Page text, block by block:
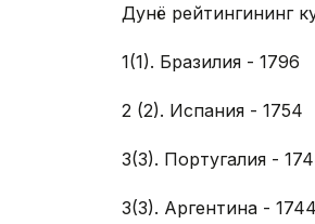
Дунё рейтингининг
1(1). Бразилия - 1796
2 (2). Испания - 1754
3(3). Португалия -
3(3). Аргентина - 1744